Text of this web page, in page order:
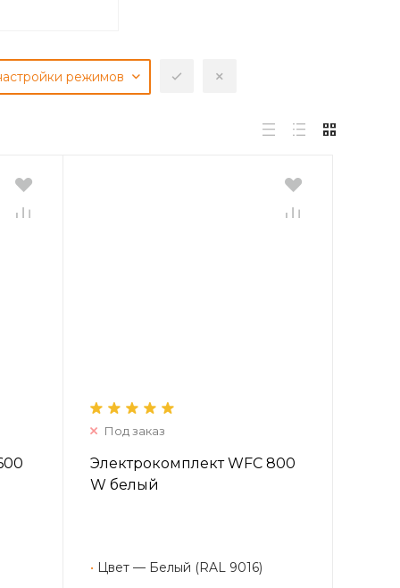
режимов
Под заказ
Электрокомплект WFC 800
W белый
• Цвет — Белый (RAL 9016)